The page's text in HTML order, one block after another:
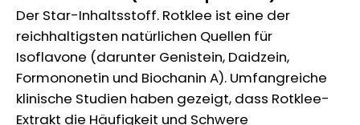
Der Star-Inhaltsstoff. Rotklee ist eine der
reichhaltigsten natürlichen Quellen für
Isoflavone (darunter Genistein, Daidzein,
Formononetin und Biochanin A). Umfangreiche
klinische Studien haben gezeigt, dass Rotklee-
Extrakt die Häufigkeit und Schwere